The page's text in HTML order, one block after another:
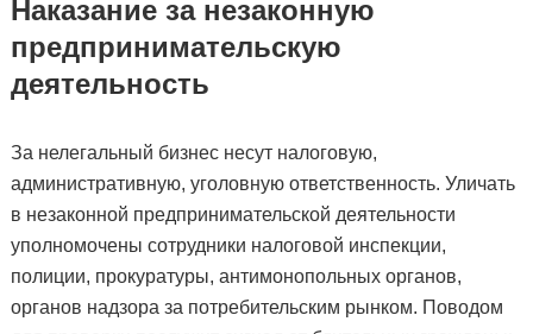
Наказание за незаконную
предпринимательскую
деятельность
За нелегальный бизнес несут налоговую,
административную, уголовную ответственность. Уличать
в незаконной предпринимательской деятельности
уполномочены сотрудники налоговой инспекции,
полиции, прокуратуры, антимонопольных органов,
органов надзора за потребительским рынком. Поводом